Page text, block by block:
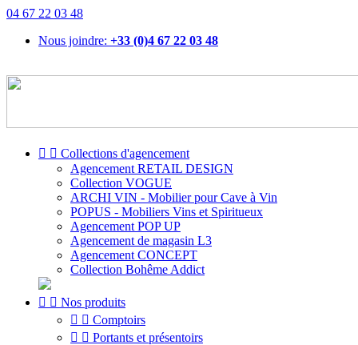
04 67 22 03 48
Nous joindre: +33 (0)4 67 22 03 48
  Collections d'agencement
Agencement RETAIL DESIGN
Collection VOGUE
ARCHI VIN - Mobilier pour Cave à Vin
POPUS - Mobiliers Vins et Spiritueux
Agencement POP UP
Agencement de magasin L3
Agencement CONCEPT
Collection Bohême Addict
  Nos produits
  Comptoirs
  Portants et présentoirs